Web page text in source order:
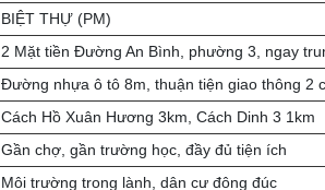
BIỆT THỰ (PM)
2 Mặt tiền Đường An Bình, phường 3, ngay
Đường nhựa ô tô 8m, thuận tiện giao thông 2
Cách Hồ Xuân Hương 3km, Cách Dinh 3 1km
Gần chợ, gần trường học, đầy đủ tiện ích
Môi trường trong lành, dân cư đông đúc